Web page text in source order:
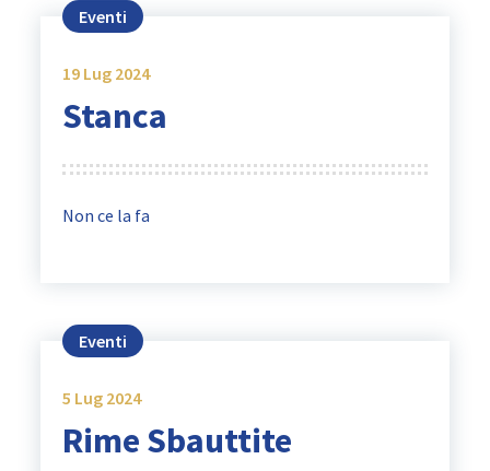
Eventi
19Lug 2024
Stanca
Non ce la fa
Eventi
5 Lug 2024
Rime Sbauttite